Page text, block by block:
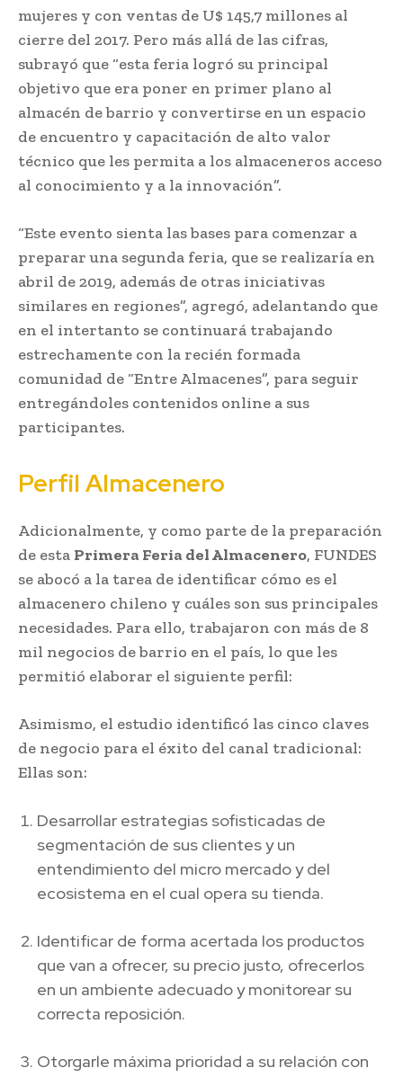
mujeres y con ventas de U$ 145,7 millones al
cierre del 2017. Pero más allá de las cifras,
subrayó que “esta feria logró su principal
objetivo que era poner en primer plano al
almacén de barrio y convertirse en un espacio
de encuentro y capacitación de alto valor
técnico que les permita a los almaceneros acceso
al conocimiento y a la innovación”.
“Este evento sienta las bases para comenzar a
preparar una segunda feria, que se realizaría en
abril de 2019, además de otras iniciativas
similares en regiones”, agregó, adelantando que
en el intertanto se continuará trabajando
estrechamente con la recién formada
comunidad de “Entre Almacenes”, para seguir
entregándoles contenidos online a sus
participantes.
Perfil Almacenero
Adicionalmente, y como parte de la preparación
de esta Primera Feria del Almacenero, FUNDES
se abocó a la tarea de identificar cómo es el
almacenero chileno y cuáles son sus principales
necesidades. Para ello, trabajaron con más de 8
mil negocios de barrio en el país, lo que les
permitió elaborar el siguiente perfil:
Asimismo, el estudio identificó las cinco claves
de negocio para el éxito del canal tradicional:
Ellas son:
Desarrollar estrategias sofisticadas de
segmentación de sus clientes y un
entendimiento del micro mercado y del
ecosistema en el cual opera su tienda.
Identificar de forma acertada los productos
que van a ofrecer, su precio justo, ofrecerlos
en un ambiente adecuado y monitorear su
correcta reposición.
Otorgarle máxima prioridad a su relación con